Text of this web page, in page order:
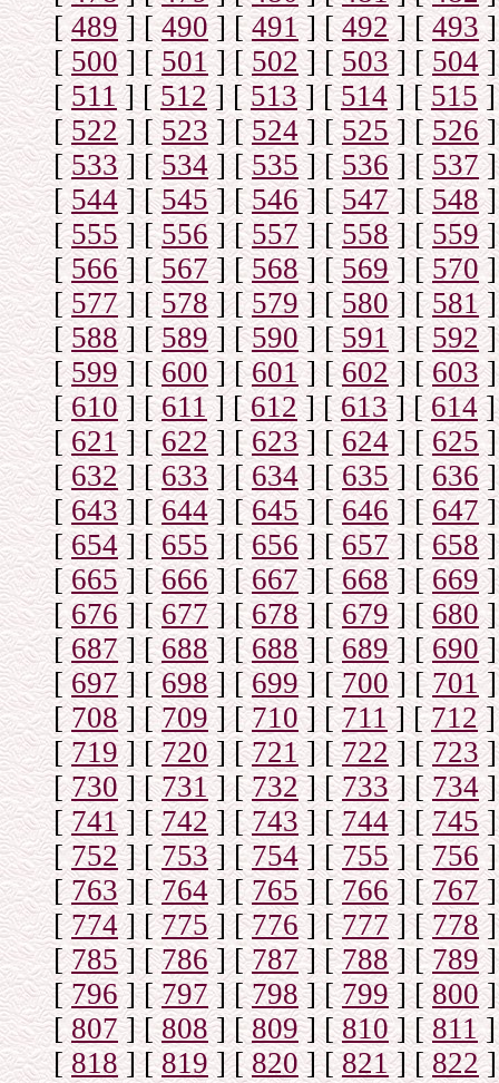
[489] [490] [491] [492] [493]
[500] [501] [502] [503] [504]
[511] [512] [513] [514] [515]
[522] [523] [524] [525] [526]
[533] [534] [535] [536] [537]
[544] [545] [546] [547] [548]
[555] [556] [557] [558] [559]
[566] [567] [568] [569] [570]
[577] [578] [579] [580] [581]
[588] [589] [590] [591] [592]
[599] [600] [601] [602] [603]
[610] [611] [612] [613] [614]
[ 621] [622] [623] [624] [625]
[632] [633] [634] [635] [636]
[643] [644] [645] [646] [ 647]
[654] [655] [656] [657] [658]
[665] [666] [667] [668] [669]
[676] [677] [678] [679] [680]
[687] [688] [688] [689] [690]
[697] [698] [699] [700] [ 701]
[708] [709] [710] [711] [712]
[719] [720] [721] [722] [723]
[730] [731] [732] [733] [734]
[741] [742] [743] [744] [745]
[752] [753] [754] [755] [756]
[763] [764] [ 765] [766] [767]
[774] [775] [776] [777] [778]
[785] [786] [787] [788] [789]
[796] [797] [798] [799] [800]
[807] [808] [809] [810] [811]
[818] [819] [820] [821] [822]